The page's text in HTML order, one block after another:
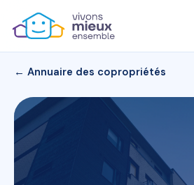
← Annuaire des copropriétés